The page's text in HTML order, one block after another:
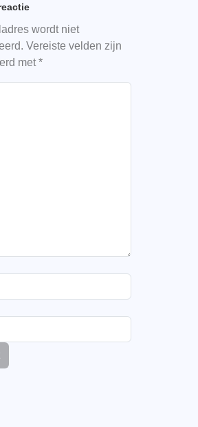
wordt niet
Vereiste velden zijn
met*